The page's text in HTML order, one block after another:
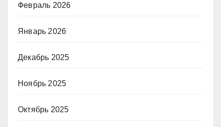
Февраль 2026
Январь 2026
Декабрь 2025
Ноябрь 2025
Октябрь 2025